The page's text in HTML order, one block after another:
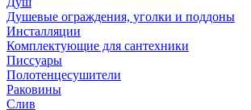
Душевые ограждения, уголки и поддоны
Инсталляции
Комплектующие для сантехники
Писсуары
Полотенцесушители
Раковины
Слив